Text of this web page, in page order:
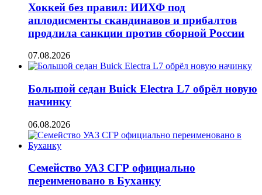
Хоккей без правил: ИИХФ под
аплодисменты скандинавов и прибалтов
продлила санкции против сборной России
07.08.2026
Большой седан Buick Electra L7 обрёл новую
начинку
06.08.2026
Семейство УАЗ СГР официально
переименовано в Буханку